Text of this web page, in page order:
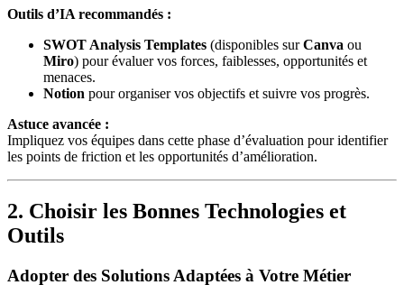
Outils d’IA recommandés :
SWOT Analysis Templates (disponibles surCanva ou
Miro) pour évaluer vos forces, faiblesses, opportunités et
menaces.
Notion pour organiser vos objectifs et suivre vos progrès.
Astuce avancée :
Impliquez vos équipes dans cette phase d’évaluation pour identifier
les points de friction et les opportunités d’amélioration.
2. Choisir les Bonnes Technologies et
Outils
Adopter des Solutions Adaptées à Votre Métier